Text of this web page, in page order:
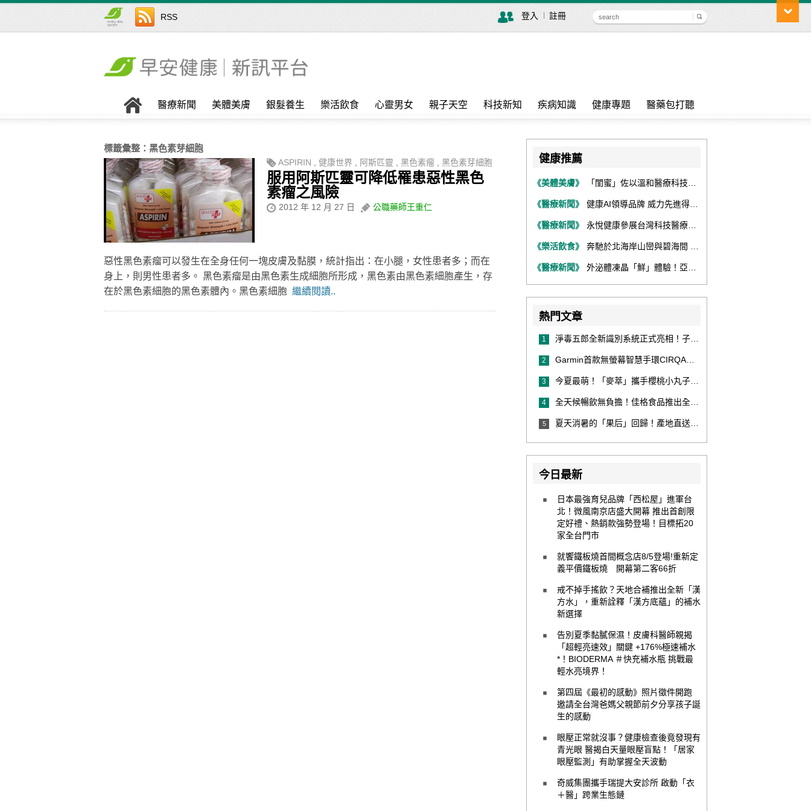
RSS 登入 註冊
醫療新聞 美體美膚 銀髮養生 樂活飲食 心靈男女 親子天空 科技新知 疾病知識 健康專題 醫藥包打聽
標籤彙整： 黑色素芽細胞
ASPIRIN 健康世界 阿斯匹靈 黑色素瘤 黑色素芽細胞
服用阿斯匹靈可降低罹患惡性黑色
素瘤之風險
2012 年 12 月 27 日 公職藥師王重仁
惡性黑色素瘤可以發生在全身任何一塊皮膚及黏膜，統計指出：在小腿，女性患者多；而在
身上，則男性患者多。 黑色素瘤是由黑色素生成細胞所形成，黑色素由黑色素細胞產生，存
在於黑色素細胞的黑色素體內。黑色素細胞 繼續閱讀..
健康推薦
《美體美膚》 「閨蜜」佐以溫和醫療科技，陪伴女性找回身體舒適與自信
《醫療新聞》 健康AI領導品牌 威力先進得獎不斷 同獲『玉山獎』『金炬獎』最高肯定
《醫療新聞》 永悅健康參展台灣科技醫療展 展現數位健康全場景整合能力
《樂活飲食》 奔馳於北海岸山巒與碧海間 跑出屬於你的生命之光 『2026光境半程馬拉松挑戰賽－升龍道』火熱報名中
《醫療新聞》 外泌體凍晶「鮮」體驗！亞家生技解鎖24個月高活性 專利瓶蓋「秒回溶」超驚艷！醫科展秀「睛」亮神采
熱門文章
1 淨毒五郎全新識別系統正式亮相！子品牌然本再推體香噴霧新產品！
2 Garmin首款無螢幕智慧手環CIRQA登場 專注健康無須訂閱！ 輕量舒適風格百搭 生態系無縫串接 打造全天候零干擾健康與恢復管理新體驗
3 今夏最萌！「麥萃」攜手櫻桃小丸子推納涼限定版，8款超萌浴衣包裝，粉絲必收！還有限量聯名提袋！
4 全天候暢飲無負擔！佳格食品推出全新穀物茶品牌「穀萃」 首發「穀萃 蕎麥國寶茶」無糖、0咖啡因 24小時暖心陪伴
5 夏天消暑的「果后」回歸！產地直送泰國鮮山竹，打造夏日最頂級的天然補給
今日最新
日本最強育兒品牌「西松屋」進軍台
北！微風南京店盛大開幕 推出首創限
定好禮、熱銷款強勢登場！目標拓20
家全台門市
就饗鐵板燒首間概念店8/5登場!重新定
義平價鐵板燒 開幕第二客66折
戒不掉手搖飲？天地合補推出全新「漢
方水」，重新詮釋「漢方底蘊」的補水
新選擇
告別夏季黏膩保濕！皮膚科醫師親揭
「超輕亮速效」關鍵 +176%極速補水
*！BIODERMA ＃快充補水瓶 挑戰最
輕水亮境界！
第四屆《最初的感動》照片徵件開跑
邀請全台灣爸媽父親節前夕分享孩子誕
生的感動
眼壓正常就沒事？健康檢查後竟發現有
青光眼 醫揭白天量眼壓盲點！「居家
眼壓監測」有助掌握全天波動
奇威集團攜手瑞提大安診所 啟動「衣
＋醫」跨業生態鏈